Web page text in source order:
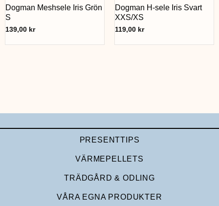
Dogman Meshsele Iris Grön
S
139,00 kr
Dogman H-sele Iris Svart
XXS/XS
119,00 kr
PRESENTTIPS
VÄRMEPELLETS
TRÄDGÅRD & ODLING
VÅRA EGNA PRODUKTER